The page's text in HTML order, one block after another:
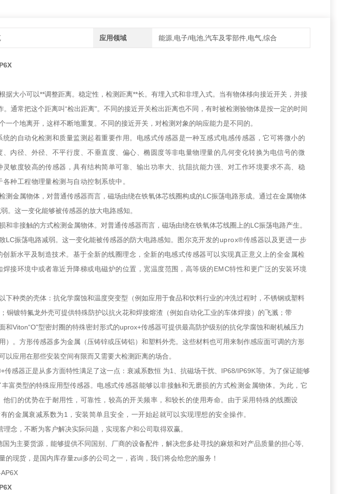
应用领域 能源,电子/电池,汽车及零部件,电气,综合
据大小可以**调整距离。稳定性，检测距离**长。有埋入式和非埋入式。当有物体移向接近开关，并接
。通常把这个距离叫“检出距离"。不同的接近开关检出距离也不同，有时被检测验物体是按一定的时间
一个地离开，这样不断地重复。不同的接近开关，对检测对象的响应能力是不同的。
的自动化检测和质量监测起着重要作用。 电感式传感器是一种互感式电感传感器，它可将微小的
内径、外径、不平行度、不垂直度、偏心、椭圆度等非电量物理量的几何变化转换为电信号的微
敏度较高的传感器，具有结构简单可靠、输出功率大、抗阻抗能力强、对工作环境要求不高、稳
种工程物理量检测与自动控制系统中。
测金属物体，对普通传感器而言，磁场由绕在铁氧体芯线圈构成的LC振荡电路形成。通过在金属物体
。这一变化能够被传感器的放大电路感知。
和非接触的方式检测金属物体。对普通传感器而言，磁场由绕在铁氧体芯线圈上的LC振荡电路产生。
振荡电路减弱。这一变化能被传感器的防大电路感知。
图尔克开发的uprox®传感器以及更进一步
新水平及制造技术。 基于全新的线圈理念，全新的电感式传感器可以实现真正意义上的全金属检
接环境中或者靠近升降梯或电磁炉的位置，宽温度范围，高等级的EMC特性和更广泛的安装环境
下种类的壳体：抗化学腐蚀和温度突变型（例如应用于食品和饮料行业的冲洗过程时，不锈钢或塑料
铜镀特氟龙外壳可提供特殊防护以抗火花和焊接熔渣（例如自动化工业的车体焊接）的飞溅；带
和Viton“O"型密封圈的特殊密封形式的uprox+传感器可提供最高防护级别的抗化学腐蚀和耐机械压力
）。方形传感器多为金属（压铸锌或压铸铝）和塑料外壳。这些材料也可用来制作感应面可调的方形
以应用在那些安装空间有限而又需要大检测距离的场合。
感器正是从多方面特性满足了这一点：衰减系数恒 为1、抗磁场干扰、IP68/IP69K等。为了保证能够
富类型的特殊应用型传感器。 电感式传感器能够以非接触和无磨损的方式检测金属物体。为此，它
们的优势在于耐用性，可靠性，较高的开关频率，和较长的使用寿命。由于采用特殊的线圈设
的金属衰减系数为1 ，安装简单且安全，一开始起就可以实现理想的安全操作。
念，不断为客户解决实际问题，实现客户和公司取得双赢。
为主要货源，能够提供不同国别、厂商的设备配件，解决您多处寻找的麻烦和对产品质量的担心等,
的现货，是国内库存量zui多的公司之一，咨询，我们将会给您的服务！